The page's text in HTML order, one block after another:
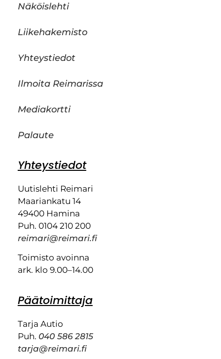
Näköislehti
Liikehakemisto
Yhteystiedot
Ilmoita Reimarissa
Mediakortti
Palaute
Yhteystiedot
Uutislehti Reimari
Maariankatu 14
49400 Hamina
Puh. 0104 210 200
reimari@reimari.fi
Toimisto avoinna
ark. klo 9.00–14.00
Päätoimittaja
Tarja Autio
Puh. 040 586 2815
tarja@reimari.fi